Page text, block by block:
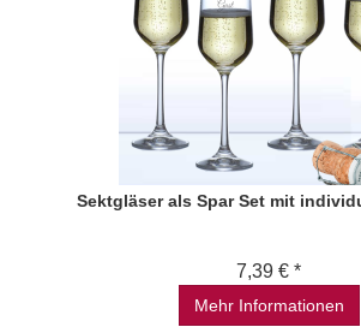
Sektgläser als Spar Set mit
7,39 € *
Mehr Informationen